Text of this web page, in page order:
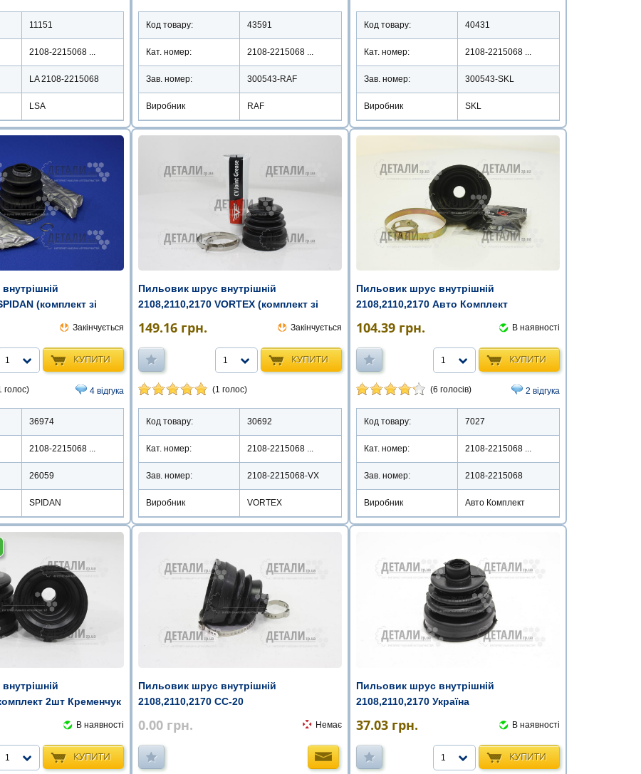
11151
2108-2215068 ...
LA 2108-2215068
LSA
Код товару: 43591
Кат. номер: 2108-2215068 ...
Зав. номер: 300543-RAF
Виробник RAF
Код товару: 40431
Кат. номер: 2108-2215068 ...
Зав. номер: 300543-SKL
Виробник SKL
(комплект зі
Закінчується
КУПИТИ
1
голос) 4 відгука
36974
2108-2215068 ...
26059
SPIDAN
Пильовик шрус внутрішній
2108,2110,2170 VORTEX (комплект зі
149.16 грн. Закінчується
КУПИТИ
1
(1 голос)
Код товару: 30692
Кат. номер: 2108-2215068 ...
Зав. номер: 2108-2215068-VX
Виробник VORTEX
Пильовик шрус внутрішній
2108,2110,2170 Авто Комплект
104.39 грн. В наявності
КУПИТИ
1
(6 голосів) 2 відгука
Код товару: 7027
Кат. номер: 2108-2215068 ...
Зав. номер: 2108-2215068
Виробник Авто Комплект
2шт Кременчук
В наявності
КУПИТИ
1
Пильовик шрус внутрішній
2108,2110,2170 СС-20
0.00 грн. Немає
Пильовик шрус внутрішній
2108,2110,2170 Україна
37.03 грн. В наявності
КУПИТИ
1